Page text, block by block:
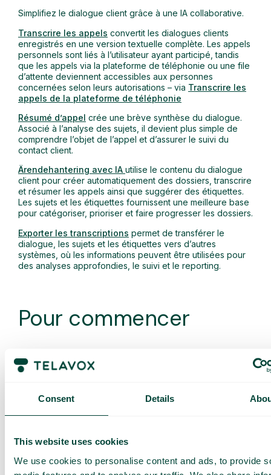
Consent Details
This website uses cookies
We use cookies to personalise content and ads, to provide
Simplifiez le dialogue client grâce à une IA collaborative.
Transcrire les appels convertit les dialogues clients
enregistrés en une version textuelle complète. Les appels
personnels sont liés à l’utilisateur ayant participé, tandis
que les appels via la plateforme de téléphonie ou une file
d’attente deviennent accessibles aux personnes
concernées selon leurs autorisations – via Transcrire les
appels de la plateforme de téléphonie
Résumé d’appel crée une brève synthèse du dialogue.
Associé à l’analyse des sujets, il devient plus simple de
comprendre l’objet de l’appel et d’assurer le suivi du
contact client.
Ärendehantering avec IA utilise le contenu du dialogue
client pour créer automatiquement des dossiers, transcrire
et résumer les appels ainsi que suggérer des étiquettes.
Les sujets et les étiquettes fournissent une meilleure base
pour catégoriser, prioriser et faire progresser les dossiers.
Exporter les transcriptions permet de transférer le
dialogue, les sujets et les étiquettes vers d’autres
systèmes, où les informations peuvent être utilisées pour
des analyses approfondies, le suivi et le reporting.
Pour commencer
Telavox et nous vous accompagnerons tout au long du
processus.
Autres fonctionnalités
populaires